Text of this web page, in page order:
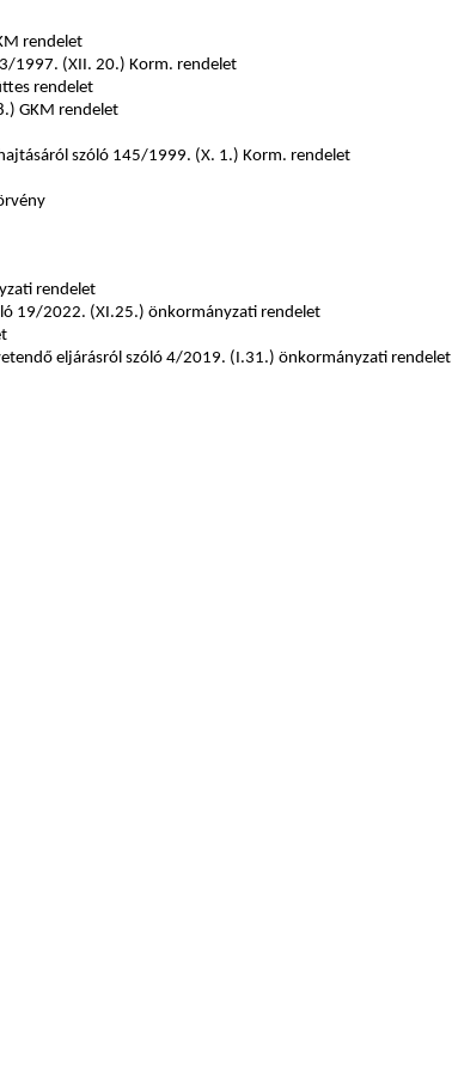
rendelet
1997. (XII. 20.) Korm. rendelet
rendelet
GKM rendelet
szóló 145/1999. (X. 1.) Korm. rendelet
rendelet
19/2022. (XI.25.) önkormányzati rendelet
eljárásról szóló 4/2019. (I.31.) önkormányzati rendelet